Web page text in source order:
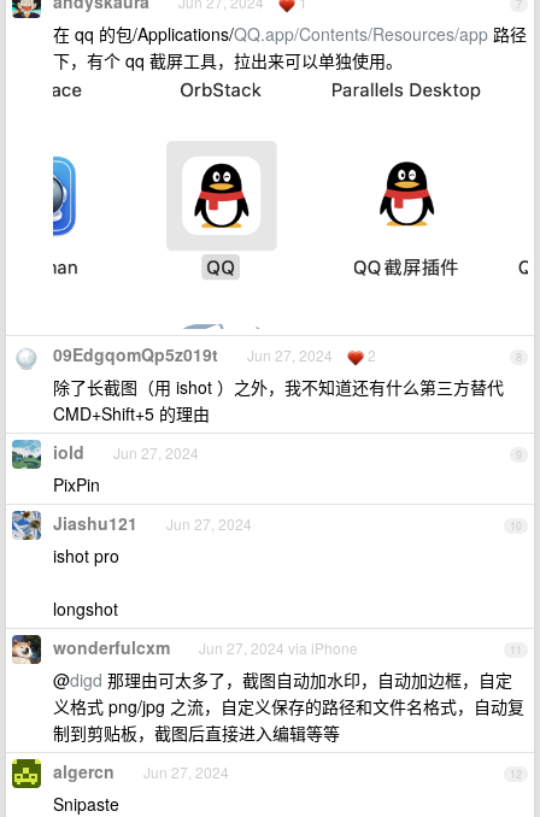
7
在 qq 的包/Applications/QQ.app/Contents/Resources/app 路径
下，有个 qq 截屏工具，拉出来可以单独使用。
8
09EdgqomQp5z019t Jun 27, 2024 2
除了长截图（用 ishot ）之外，我不知道还有什么第三方替代
CMD+Shift+5 的理由
9
iold Jun 27, 2024
PixPin
10
Jiashu121 Jun 27, 2024
ishot pro
longshot
11
wonderfulcxm Jun 27, 2024 via iPhone
@digd 那理由可太多了，截图自动加水印，自动加边框，自定
义格式 png/jpg 之流，自定义保存的路径和文件名格式，自动复
制到剪贴板，截图后直接进入编辑等等
12
algercn Jun 27, 2024
Snipaste